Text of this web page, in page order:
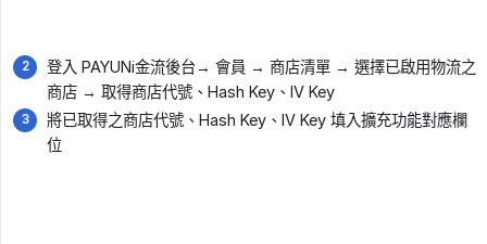
登入 PAYUNi金流後台→ 會員 → 商店清單 → 選擇已啟用物流之
商店 → 取得商店代號、Hash Key、IV Key
將已取得之商店代號、Hash Key、IV Key 填入擴充功能對應欄
位